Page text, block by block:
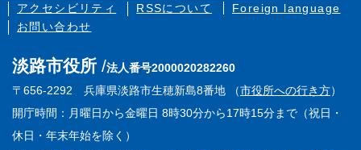
アクセシビリティ
RSSについて
Foreign language
お問い合わせ
淡路市役所
法人番号2000020282260
〒656-2292 兵庫県淡路市生穂新島8番地 （市役所への行き方）
開庁時間：月曜日から金曜日 8時30分から17時15分まで（祝日・
休日・年末年始を除く）